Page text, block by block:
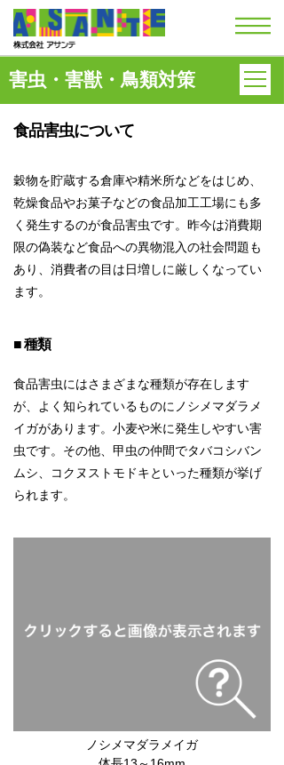
害虫・害獣・鳥類対策
食品害虫
食品害虫について
穀物を貯蔵する倉庫や精米所などをはじめ、
乾燥食品やお菓子などの食品加工工場にも多
く発生するのが食品害虫です。昨今は消費期
限の偽装など食品への異物混入の社会問題も
あり、消費者の目は日増しに厳しくなってい
ます。
■ 種類
食品害虫にはさまざまな種類が存在します
が、よく知られているものにノシメマダラメ
イガがあります。小麦や米に発生しやすい害
虫です。その他、甲虫の仲間でタバコシバン
ムシ、コクヌストモドキといった種類が挙げ
られます。
ノシメマダラメイガ